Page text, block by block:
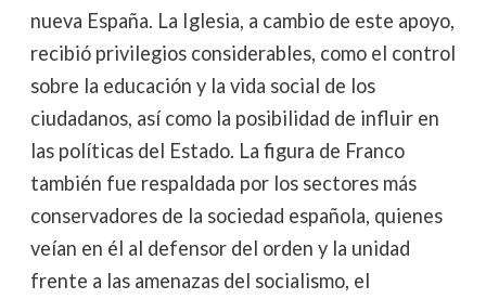
nueva España. La Iglesia, a cambio de este apoyo,
recibió privilegios considerables, como el control
sobre la educación y la vida social de los
ciudadanos, así como la posibilidad de influir en
las políticas del Estado. La figura de Franco
también fue respaldada por los sectores más
conservadores de la sociedad española, quienes
veían en él al defensor del orden y la unidad
frente a las amenazas del socialismo, el